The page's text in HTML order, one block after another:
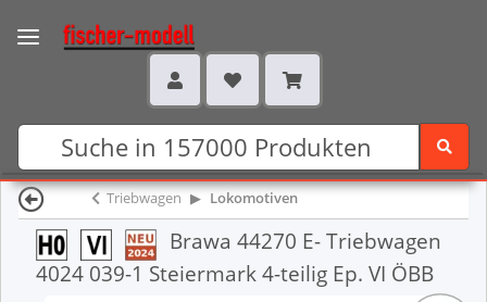
Triebwagen Lokomotiven
Brawa 44270 E- Triebwagen
4024 039-1 Steiermark 4-teilig Ep. VI ÖBB